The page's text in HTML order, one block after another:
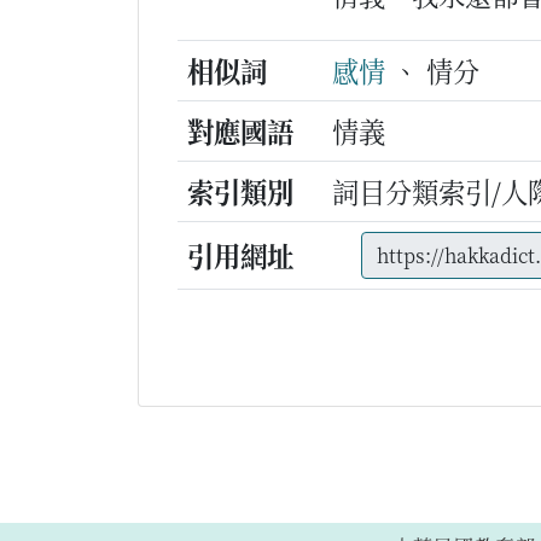
相似詞
感情 、 情分
對應國語
情義
索引類別
詞目分類索引/人
引用網址